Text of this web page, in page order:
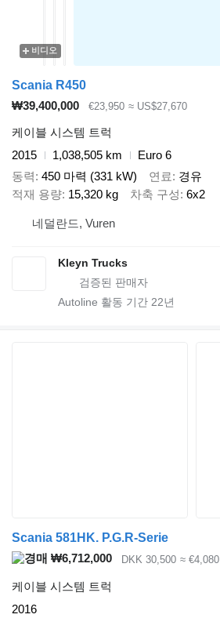
비디오
Scania R450
₩39,400,000
€23,950 ≈ US$27,670
케이블 시스템 트럭
2015
1,038,505 km
Euro 6
동력 450 마력 (331 kW) 연료
경유
적재 용량 15,320 kg 차축 구성 6x2
네덜란드, Vuren
Kleyn Trucks
Autoline 활동 기간 22년
Scania 581HK. P.G.R-Serie
₩6,712,000
DKK 30,500 ≈ €4,080
케이블 시스템 트럭
2016